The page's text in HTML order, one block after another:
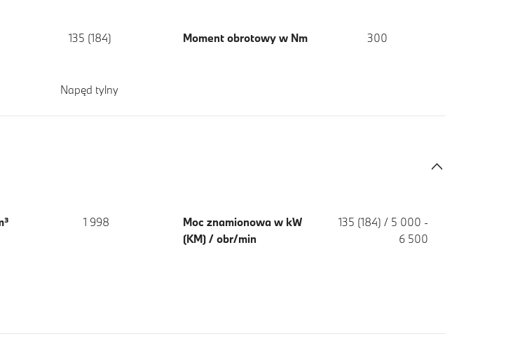
135 (184) Moment obrotowy w Nm 300
Napęd tylny
1 998
Moc znamionowa w kW
(KM) / obr/min
135 (184) / 5 000 -
6 500